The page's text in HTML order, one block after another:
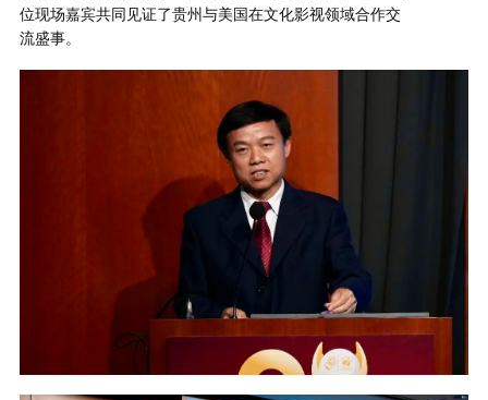
位现场嘉宾共同见证了贵州与美国在文化影视领域合作交
流盛事。